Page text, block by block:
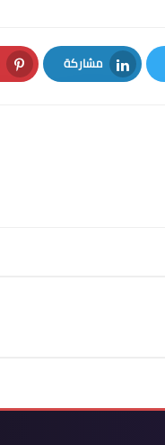
مشاركة
LinkedIn